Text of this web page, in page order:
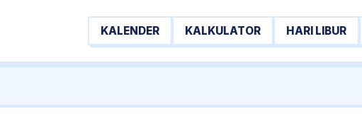
KALENDER KALKULATOR HARI LIBUR